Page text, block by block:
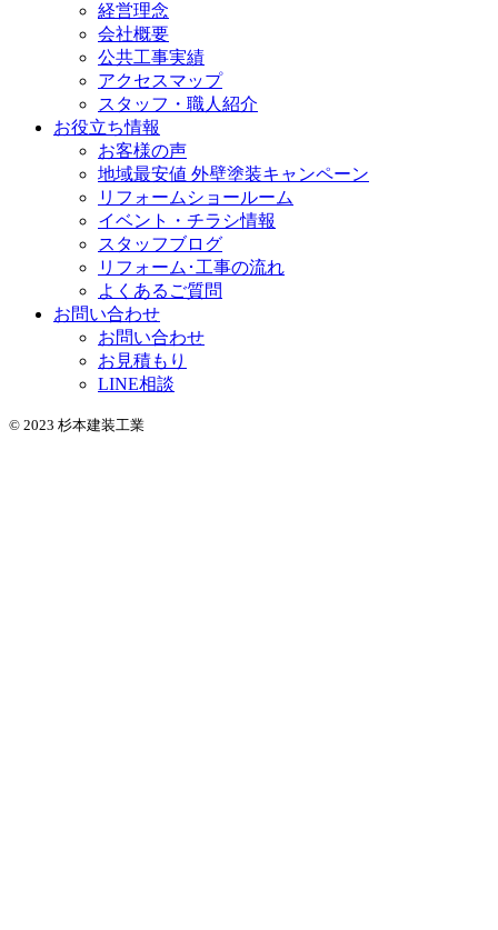
経営理念
会社概要
公共工事実績
アクセスマップ
スタッフ・職人紹介
お役立ち情報
お客様の声
地域最安値 外壁塗装キャンペーン
リフォームショールーム
イベント・チラシ情報
スタッフブログ
リフォーム･工事の流れ
よくあるご質問
お問い合わせ
お問い合わせ
お見積もり
LINE相談
© 2023 杉本建装工業